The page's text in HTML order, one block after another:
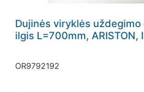
Dujinės viryklės uždegimo
ilgis L=700mm, ARISTON,
OR9792192